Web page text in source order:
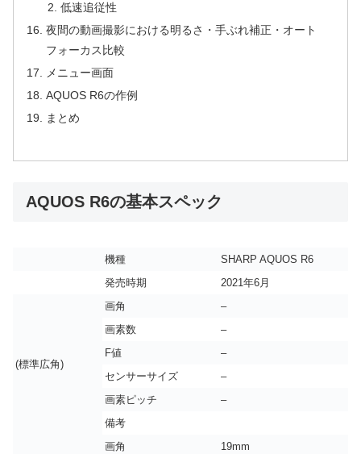
低速追従性
夜間の動画撮影における明るさ・手ぶれ補正・オート
フォーカス比較
メニュー画面
AQUOS R6の作例
まとめ
AQUOS R6の基本スペック
機種
SHARP AQUOS R6
発売時期
2021年6月
(標準広角)
画角
–
画素数
–
F値
–
センサーサイズ
–
画素ピッチ
–
備考
画角
19mm